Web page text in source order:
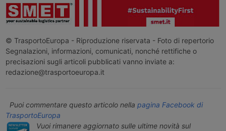
© TrasportoEuropa - Riproduzione riservata - Foto di repertorio
Segnalazioni, informazioni, comunicati, nonché rettifiche o
precisazioni sugli articoli pubblicati vanno inviate a:
redazione@trasportoeuropa.it
Puoi commentare questo articolo nella pagina Facebook di
TrasportoEuropa
Vuoi rimanere aggiornato sulle ultime novità sul